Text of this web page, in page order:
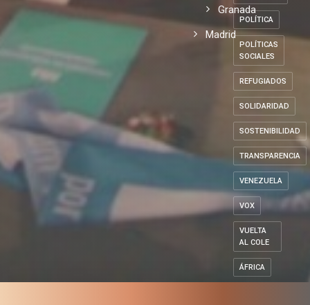
Granada
Madrid
POLÍTICA
POLÍTICAS
SOCIALES
REFUGIADOS
SOLIDARIDAD
SOSTENIBILIDAD
TRANSPARENCIA
VENEZUELA
VOX
VUELTA
AL COLE
ÁFRICA